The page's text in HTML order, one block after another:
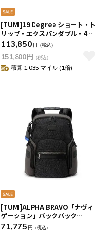
[TUMI]19 Degree ショート・ト
リップ・エクスパンダブル・4ウ
ィール・パッキングケース ブラッ
113,850 円 （税込）
151,800円（税込）
積算 1,035 マイル (1倍)
[TUMI]ALPHA BRAVO「ナヴィ
ゲーション」バックパック
0232793DGMT
71,775 円 （税込）